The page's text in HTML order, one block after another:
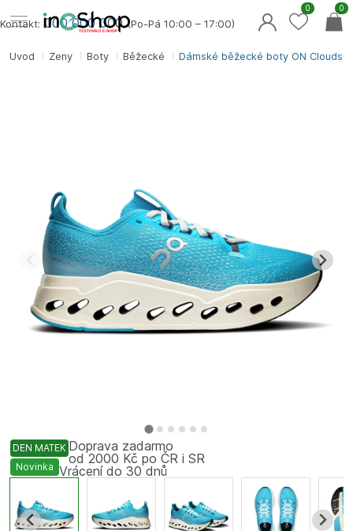
Úvod Ženy Boty Běžecké Dámské běžecké boty ON
DEN MATEK
Novinka
Doprava zadarmo
od 2000 Kč po ČR i SR
Vrácení do 30 dnů
Kontakt: 000 000 000(Po-Pá 10:00 – 17:00)
0
0